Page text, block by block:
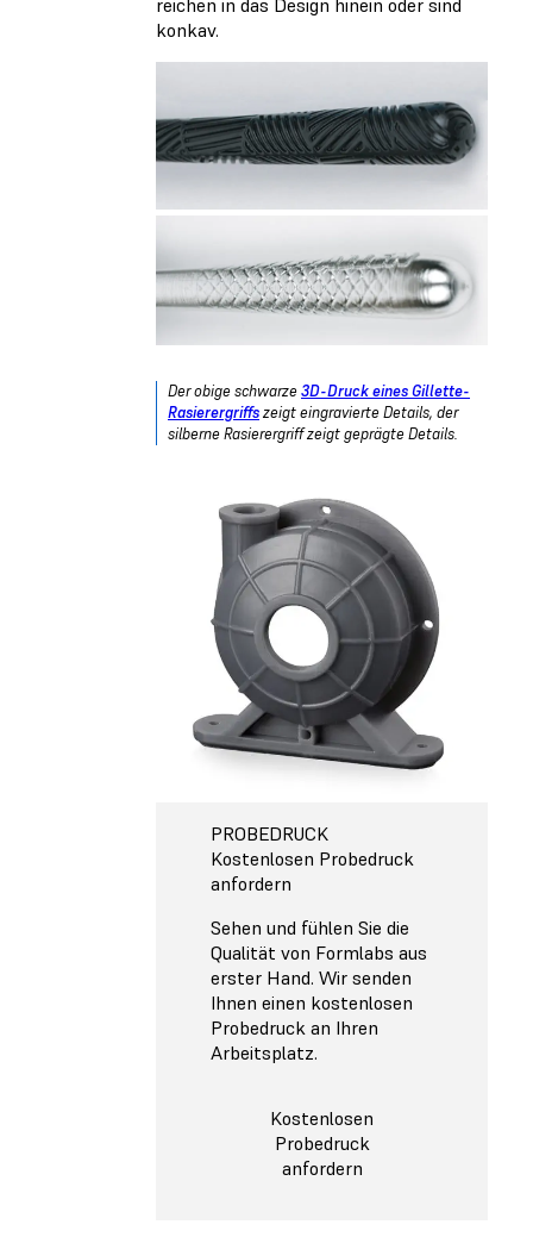
konkav.
Der obige schwarze3D-Druck eines Gillette-
Rasierergriffszeigt eingravierte Details, der
silberne Rasierergriff zeigt geprägte Details.
PROBEDRUCK
Kostenlosen Probedruck
anfordern
Sehen und fühlen Sie die
Qualität von Formlabs aus
erster Hand. Wir senden
Ihnen einen kostenlosen
Probedruck an Ihren
Arbeitsplatz.
Kostenlosen
Probedruck
anfordern